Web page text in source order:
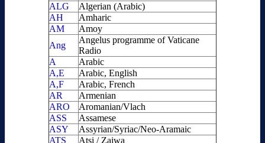
ALG
Algerian (Arabic)
AH
Amharic
AM
Amoy
Ang
Angelus programme of Vaticane
Radio
A
Arabic
A,E
Arabic, English
A,F
Arabic, French
AR
Armenian
ARO
Aromanian/Vlach
ASS
Assamese
ASY
Assyrian/Syriac/Neo-Aramaic
ATS
Atsi / Zaiwa